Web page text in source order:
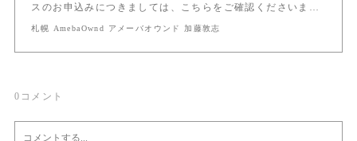
スのお申込みにつきましては、こちらをご確認くださいま…
札幌 AmebaOwnd アメーバオウンド 加藤敦志
0 コメント